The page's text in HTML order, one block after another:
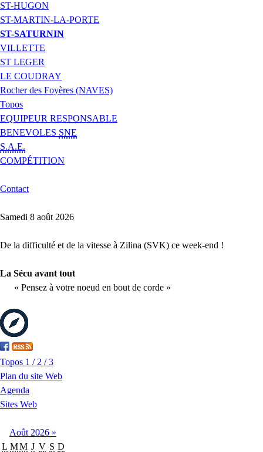
ST-HUGON
ST-MARTIN-LA-PORTE
ST-SATURNIN
VILLETTE
ST LEGER
LE COUDRAY
Rocher des Foyères (NAVES)
Topos
EQUIPEUR RESPONSABLE
BENEVOLES SNE
S.A.E.
COMPÉTITION
Contact
Samedi 8 août 2026
De la difficulté et de la vitesse à Zilina (SVK) ce week-end !
La Sécu avant tout
« Pensez à votre noeud en bout de corde »
Topos 1 / 2 / 3
Plan du site Web
Agenda
Sites Web
Août 2026 »
L MM J V S D